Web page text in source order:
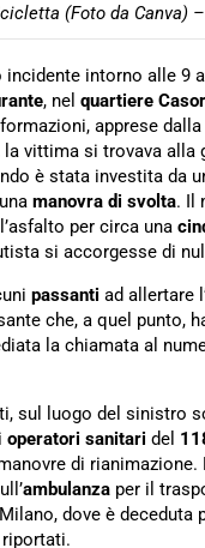
(Foto da Canva)
intorno alle 9
, nel quartiere
apprese dalla
la vittima si trovava alla
è stata investita da
manovra di svolta. Il
per circa una
si accorgesse di
passanti ad allertare
che, a quel punto,
la chiamata al
sul luogo del sinistro
operatori sanitari del
di rianimazione.
ambulanza per il
dove è deceduta